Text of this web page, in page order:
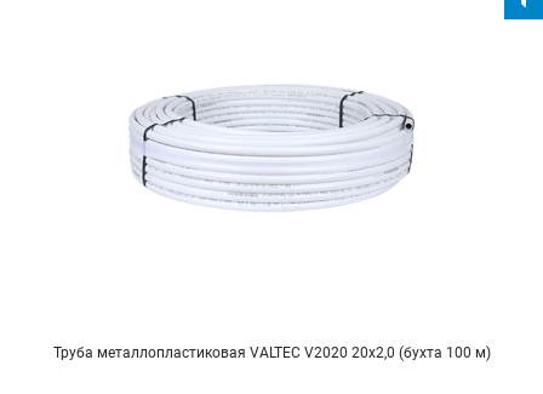
Труба металлопластиковая VALTEC V2020 20х2,0 (бухта 100 м)